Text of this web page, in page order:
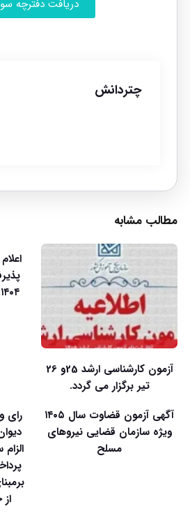
دریافت دفترچه
چتردانش
مطالب مشابه
آزمون کارشناسی ارشد 25و 26
تیر برگزار می گردد.
آگهی آزمون قضاوت سال ۱۴۰۵
ویژه سازمان قضایی نیروهای
مسلح
رای